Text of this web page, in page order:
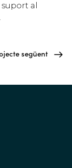
al
següent